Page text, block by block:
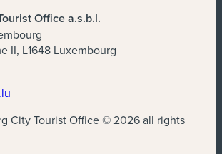
Office a.s.b.l.
II, L1648 Luxembourg
City Tourist Office © 2026 all rights